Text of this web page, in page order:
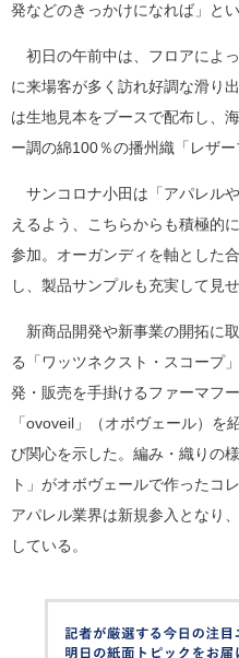
発などのきっかけになれば」と
初日の午前中は、フロアによ
に来場客が多く訪れ好調な滑り
は生地見本をブースで配布し、
ー調の綿100％の播州織「レザ
サンコロナ小田は「アパレル
えるよう、こちらからも積極的
参加。オーガンディを軸とした
し、製品サンプルも充実して見せ
新商品開発や新事業の開拓に
る「ワッツネクスト・スコープ
発・販売を手掛けるファーマフ
「ovoveil」（オボヴェール）を
び関心を示した。編み・織りの
ト」がオボヴェールで作ったコ
アパレル業界は新規参入となり
している。